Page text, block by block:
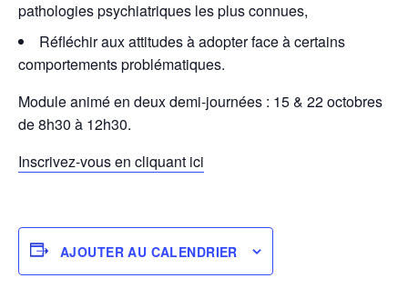
pathologies psychiatriques les plus connues,
Réfléchir aux attitudes à adopter face à certains
comportements problématiques.
Module animé en deux demi-journées : 15 & 22 octobres
de 8h30 à 12h30.
Inscrivez-vous en cliquant ici
AJOUTER AU CALENDRIER